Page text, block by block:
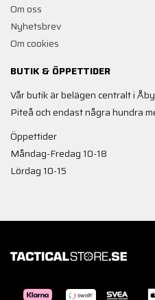
Om oss
Nyhetsbrev
Om cookies
BUTIK & ÖPPETTIDER
Vår butik är belägen centralt i
Piteå och endast några hundra
Öppettider
Måndag-Fredag 10-18
Lördag 10-15